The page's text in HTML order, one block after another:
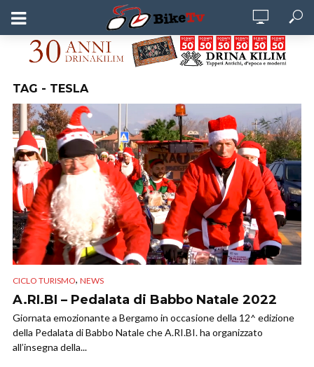
TAG - TESLA
CICLO TURISMO, NEWS
A.RI.BI – Pedalata di Babbo Natale 2022
Giornata emozionante a Bergamo in occasione della 12^ edizione
della Pedalata di Babbo Natale che A.RI.BI. ha organizzato
all’insegna della...